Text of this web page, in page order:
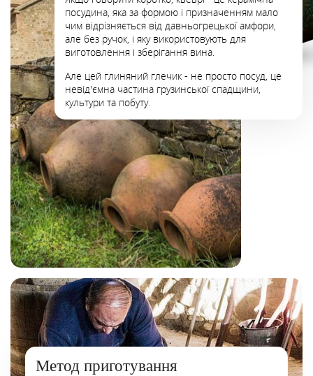
посудина, яка за формою і призначенням мало
чим відрізняється від давньогрецької амфори,
але без ручок, і яку використовують для
виготовлення і зберігання вина.
Але цей глиняний глечик - не просто посуд, це
невід'ємна частина грузинської спадщини,
культури та побуту.
Метод приготування